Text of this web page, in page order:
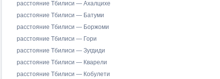
расстояние Тбилиси — Ахалцихе
расстояние Тбилиси — Батуми
расстояние Тбилиси — Боржоми
расстояние Тбилиси — Гори
расстояние Тбилиси — Зугдиди
расстояние Тбилиси — Кварели
расстояние Тбилиси — Кобулети